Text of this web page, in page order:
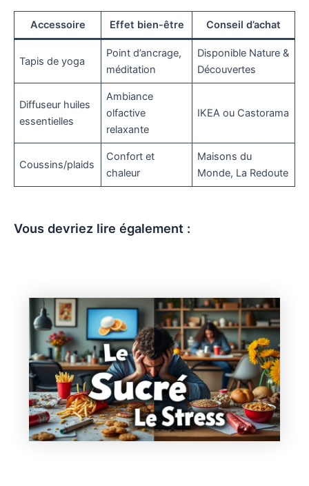
Accessoire Effet bien-être Conseil d’achat
Tapis de yoga
Point d’ancrage,
méditation
Disponible Nature &
Découvertes
Diffuseur huiles
essentielles
Ambiance
olfactive
relaxante
IKEA ou Castorama
Coussins/plaids
Confort et
chaleur
Maisons du
Monde, La Redoute
Vous devriez lire également :